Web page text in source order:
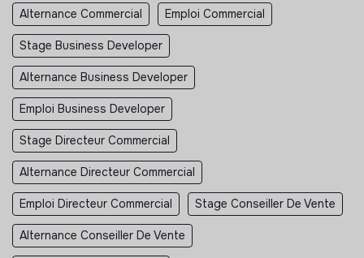
Alternance Commercial Emploi Commercial
Stage Business Developer
Alternance Business Developer
Emploi Business Developer
Stage Directeur Commercial
Alternance Directeur Commercial
Emploi Directeur Commercial Stage Conseiller De Vente
Alternance Conseiller De Vente